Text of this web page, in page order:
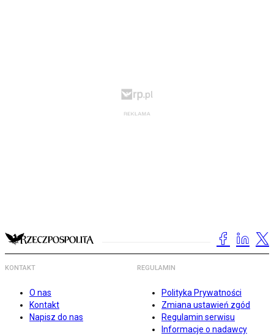
KONTAKT
O nas
Kontakt
Napisz do nas
REGULAMIN
Polityka Prywatności
Zmiana ustawień zgód
Regulamin serwisu
Informacje o nadawcy